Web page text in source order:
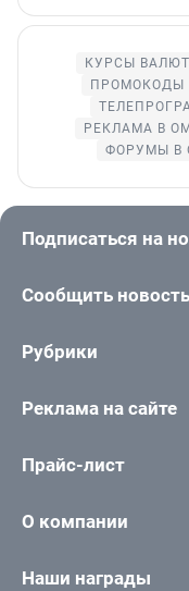
КУРСЫ
ПРОМОКОДЫ
РЕКЛАМА В
ФОРУМЫ В
Подписаться на
Сообщить новость
Рубрики
Реклама на сайте
Прайс-лист
О компании
Наши награды